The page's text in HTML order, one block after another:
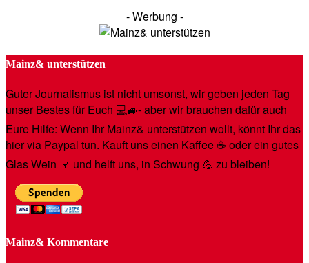
- Werbung -
Mainz& unterstützen
Guter Journalismus ist nicht umsonst, wir geben jeden Tag
unser Bestes für Euch 💻🚙- aber wir brauchen dafür auch
Eure Hilfe: Wenn Ihr Mainz& unterstützen wollt, könnt Ihr das
hier via Paypal tun. Kauft uns einen Kaffee ☕️ oder ein gutes
Glas Wein 🍷 und helft uns, in Schwung 💪 zu bleiben!
Mainz& Kommentare